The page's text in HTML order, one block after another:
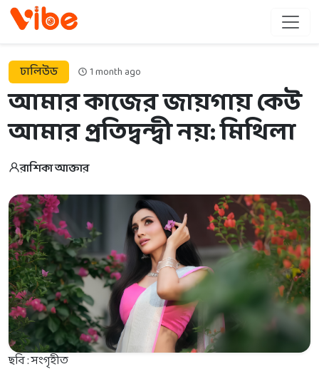
ঢালিউড 1 month ago
আমার কাজের জায়গায় কেউ
আমার প্রতিদ্বন্দ্বী নয়: মিথিলা
রাশিকা আক্তার
ছবি : সংগৃহীত